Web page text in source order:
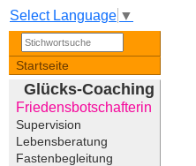
Select Language ▼
Startseite
Glücks-Coaching
Friedensbotschafterin
Supervision
Lebensberatung
Fastenbegleitung